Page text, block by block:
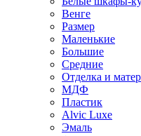
Венге
Размер
Маленькие
Большие
Средние
Отделка и
МДФ
Пластик
Alvic Luxe
Эмаль